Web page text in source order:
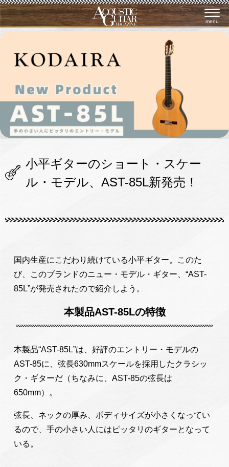
menu
小平ギターのショート・スケー
ル・モデル、AST-85L新発売！
国内生産にこだわり続けている小平ギター。このた
び、このブランドのニュー・モデル・ギター、“AST-
85L”が発売されたので紹介しよう。
本製品AST-85Lの特徴
本製品“AST-85L”は、好評のエントリー・モデルの
AST-85に、弦長630mmスケールを採用したクラシッ
ク・ギターだ（ちなみに、AST-85の弦長は
650mm）。
弦長、ネックの厚み、ボディサイズが小さくなってい
るので、手の小さい人にはピッタリのギターとなって
いる。